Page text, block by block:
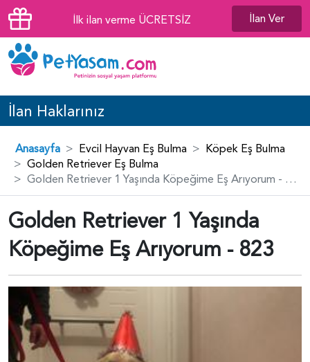
İlk ilan verme ÜCRETSİZ İlan Ver
İlan Haklarınız
Anasayfa Evcil Hayvan Eş Bulma
Köpek Eş Bulma
Golden Retriever Eş Bulma
Golden Retriever 1 Yaşında Köpeğime Eş Arıyorum - 823
Golden Retriever 1 Yaşında
Köpeğime Eş Arıyorum - 823